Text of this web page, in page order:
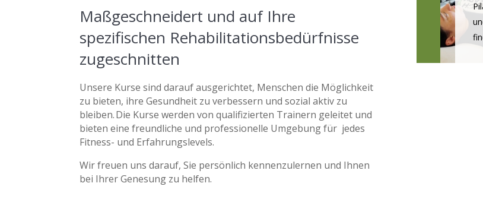
Maßgeschneidert und auf Ihre
spezifischen Rehabilitationsbedürfnisse
zugeschnitten
Unsere Kurse sind darauf ausgerichtet, Menschen die Möglichkeit
zu bieten, ihre Gesundheit zu verbessern und sozial aktiv zu
bleiben. Die Kurse werden von qualifizierten Trainern geleitet und
bieten einefreundliche und professionelle Umgebungfür jedes
Fitness- und Erfahrungslevels.
Wir freuen uns darauf, Sie persönlich kennenzulernen und Ihnen
bei Ihrer Genesung zu helfen.